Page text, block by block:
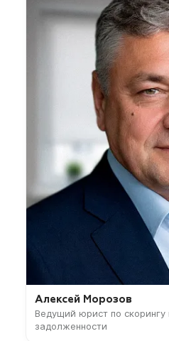
Алексей Морозов
Ведущий юрист по скорингу
задолженности